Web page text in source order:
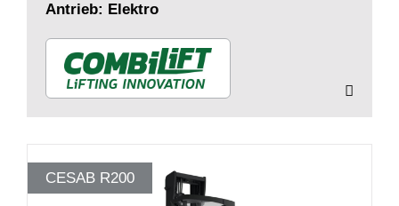
Antrieb: Elektro
CESAB R200